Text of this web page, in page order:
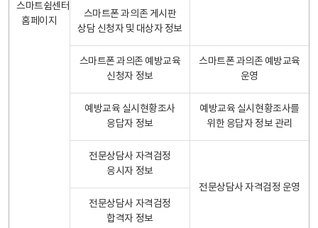
스마트쉼센터
홈페이지
스마트폰 과의존 게시판
상담 신청자 및 대상자 정보
스마트폰 과의존 예방교육
신청자 정보
스마트폰 과의존 예방교육
운영
예방교육 실시현황조사
응답자 정보
예방교육 실시현황조사를
위한 응답자 정보 관리
전문상담사 자격검정
응시자 정보
전문상담사 자격검정 운영
전문상담사 자격검정
합격자 정보